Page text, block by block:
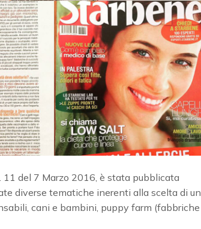
11 del 7 Marzo 2016, è stata pubblicata
diverse tematiche inerenti alla scelta di un
cani e bambini, puppy farm (fabbriche